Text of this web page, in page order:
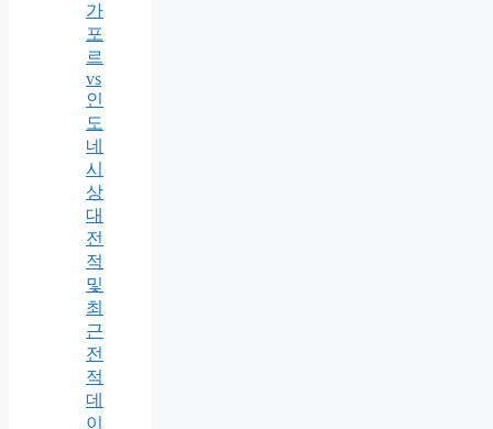
가
포
르
vs
인
도
네
시
상
대
전
적
및
최
근
전
적
데
이